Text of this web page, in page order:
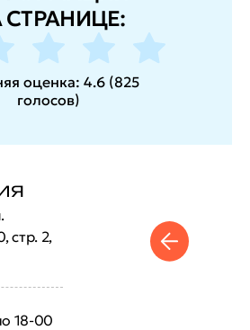
СТРАНИЦЕ:
оценка: 4.6 (825
голосов)
стр. 2,
18-00